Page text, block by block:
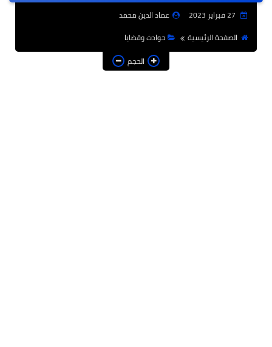
حوادث وقضايا
فن
التعليم
عماد الدين محمد
الصفحة الرئيسية
حوادث وقضايا
الحجم